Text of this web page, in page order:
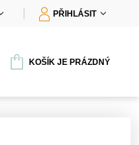
PŘIHLÁSIT
KOŠÍK JE PRÁZDNÝ